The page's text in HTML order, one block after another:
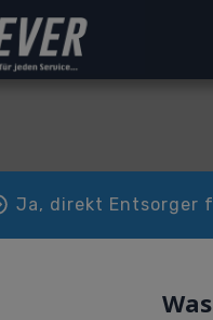
Ja, direkt Entsorger